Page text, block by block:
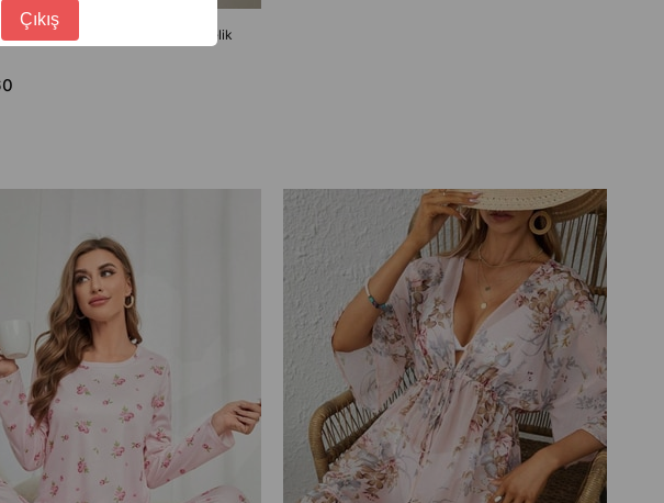
Siyah Asimetrik Kesim Fırfırlı Gecelik
Çıkış